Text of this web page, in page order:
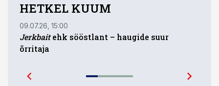
HETKEL KUUM
09.07.26, 15:00
Jerkbaitehk sööstlant – haugide suur
õrritaja